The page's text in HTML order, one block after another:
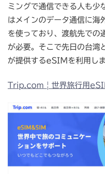
ミングで通信できる人も少
はメインのデータ通信に
を使っており、渡航先で
が必要。そこで先日の台
が提供するeSIMを利用しま
Trip.com | 世界旅行用